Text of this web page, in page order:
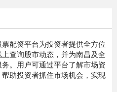
配资平台为投资者提供全方位
查询股市动态，并为南昌及全
。用户可通过平台了解市场资
助投资者抓住市场机会，实现